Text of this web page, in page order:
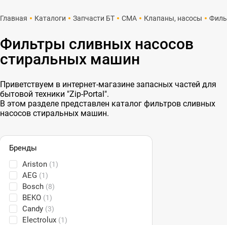
Главная Каталоги Запчасти БТ СМА Клапаны, насосы
Фильтры сливных насосов
стиральных машин
Приветствуем в интернет-магазине запасных частей для
бытовой техники "Zip-Portal".
В этом разделе представлен каталог фильтров сливных
насосов стиральных машин.
Бренды
Ariston (1)
AEG (1)
Bosch (8)
BEKO (1)
Candy (3)
Electrolux (1)